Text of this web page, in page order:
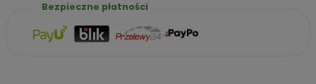
Bezpieczne płatności